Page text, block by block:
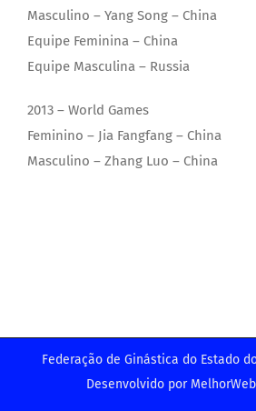
Masculino – Yang Song – China
Equipe Feminina – China
Equipe Masculina – Russia
2013 – World Games
Feminino – Jia Fangfang – China
Masculino – Zhang Luo – China
Federação de Ginástica do Estado
Desenvolvido por